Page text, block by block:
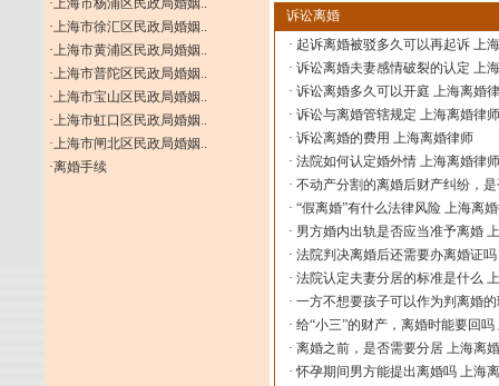
·上海市杨浦区民政局婚姻..
·上海市徐汇区民政局婚姻..
·上海市黄浦区民政局婚姻..
·上海市普陀区民政局婚姻..
·上海市宝山区民政局婚姻..
·上海市虹口区民政局婚姻..
·上海市闸北区民政局婚姻..
·离婚手续
诉讼离婚
· 起诉离婚被驳多久可以再起诉 上
· 诉讼离婚夫妻感情破裂的认定 上
· 诉讼离婚多久可以开庭 上海离婚
· 诉讼与离婚管辖规定 上海离婚律师
· 诉讼离婚的费用 上海离婚律师
· 法院如何认定婚外情 上海离婚律师
· 不动产分割的离婚后财产纠纷，
· “假离婚”有什么法律风险 上海离
· 男方婚内出轨是否应当准予离婚
· 法院判决离婚后还需要办离婚证
· 法院认定夫妻分居的标准是什么
· 一方不想要孩子可以作为判离婚
· 给“小三”的财产，离婚时能要回
· 离婚之前，是否需要分居 上海离
·怀孕期间男方能提出离婚吗 上海